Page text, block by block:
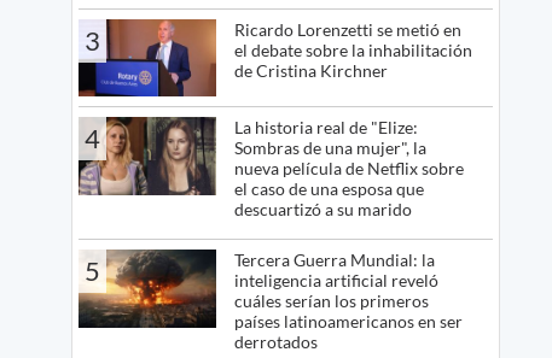
3
Ricardo Lorenzetti se metió en
el debate sobre la inhabilitación
de Cristina Kirchner
4
La historia real de "Elize:
Sombras de una mujer", la
nueva película de Netflix sobre
el caso de una esposa que
descuartizó a su marido
5
Tercera Guerra Mundial: la
inteligencia artificial reveló
cuáles serían los primeros
países latinoamericanos en ser
derrotados